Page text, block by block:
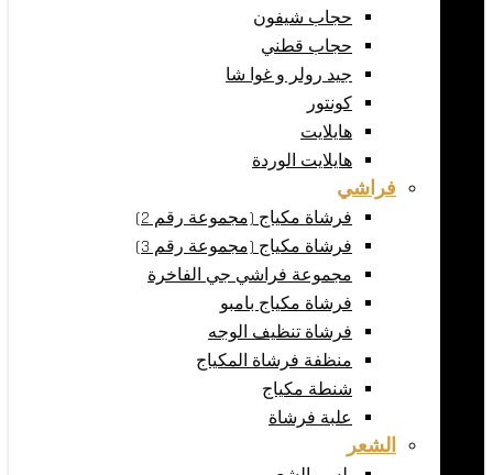
حجاب شيفون
حجاب قطني
جيد رولر و غوا شا
كونتور
هايلايت
هايلايت الوردة
فراشي
فرشاة مكياج (مجموعة رقم 2)
فرشاة مكياج (مجموعة رقم 3)
مجموعة فراشي جي الفاخرة
فرشاة مكياج بامبو
فرشاة تنظيف الوجه
منظفة فرشاة المكياج
شنطة مكياج
علبة فرشاة
الشعر